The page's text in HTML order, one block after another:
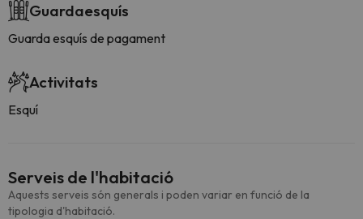
Guardaesquís
Guarda esquís de pagament
Activitats
Esquí
Serveis de l'habitació
Aquests serveis són generals i poden variar en funció de la
tipologia d'habitació.